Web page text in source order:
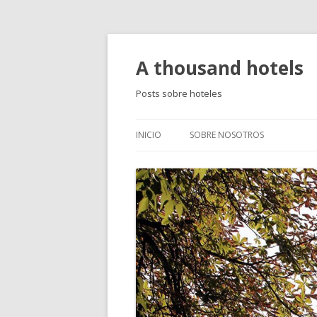
A thousand hotels
Posts sobre hoteles
INICIO SOBRE NOSOTROS